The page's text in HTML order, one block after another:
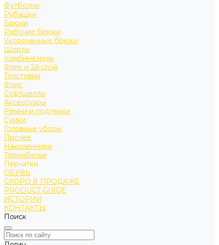
Футболки
Рубашки
Брюки
Рабочие брюки
Укороченные брюки
Шорты
Комбинезоны
Флис и 2й слой
Толстовки
Флис
Софтшеллы
Аксессуары
Ремни и подтяжки
Сумки
Головные уборы
Прочее
Наколенники
Термобелье
Перчатки
ОБУВЬ
СКОРО В ПРОДАЖЕ
PRODUCT GUIDE
ИСТОРИИ
КОНТАКТЫ
Поиск